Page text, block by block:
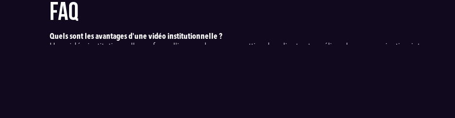
FAQ
Quels sont les avantages d'une vidéo institutionnelle ?
Une vidéo institutionnelle renforce l'image de marque, attire des clients et améliore la communication interne.